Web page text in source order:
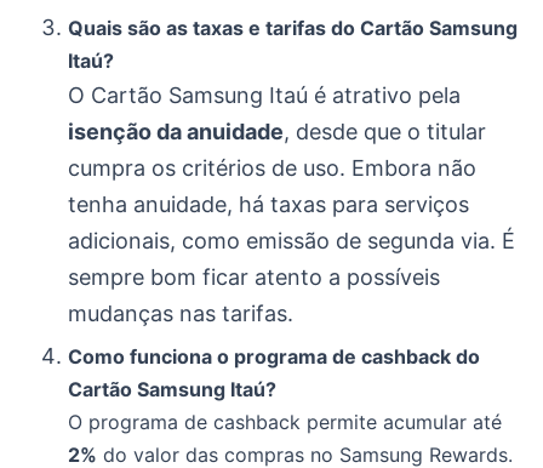
Quais são as taxas e tarifas do Cartão Samsung
Itaú?
O Cartão Samsung Itaú é atrativo pela
isenção da anuidade, desde que o titular
cumpra os critérios de uso. Embora não
tenha anuidade, há taxas para serviços
adicionais, como emissão de segunda via. É
sempre bom ficar atento a possíveis
mudanças nas tarifas.
Como funciona o programa de cashback do
Cartão Samsung Itaú?
O programa de cashback permite acumular até
2% do valor das compras no Samsung Rewards.